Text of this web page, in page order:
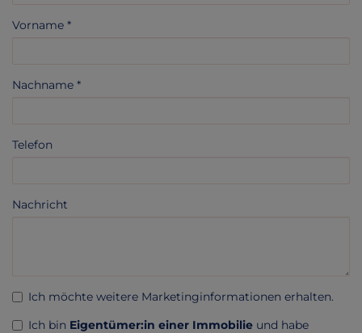
Vorname
Nachname
Telefon
Nachricht
Ich möchte weitere Marketinginformationen erhalten.
Ich bin Eigentümer:in einer Immobilie und habe